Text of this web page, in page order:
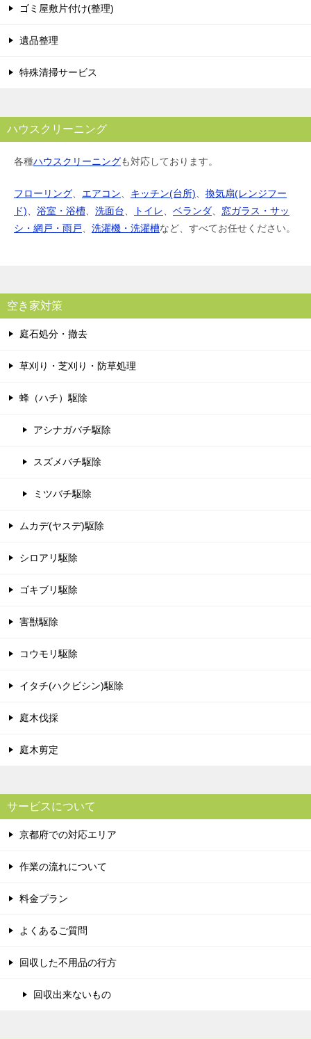
ゴミ屋敷片付け(整理)
遺品整理
特殊清掃サービス
ハウスクリーニング
各種ハウスクリーニングも対応しております。
フローリング エアコン キッチン(台所)
換気扇(レンジフー
ド)
浴室・浴槽 洗面台 トイレ ベランダ
窓ガラス・サッ
シ・網戸・雨戸
洗濯機・洗濯槽など、すべてお任せください。
空き家対策
庭石処分・撤去
草刈り・芝刈り・防草処理
蜂（ハチ）駆除
アシナガバチ駆除
スズメバチ駆除
ミツバチ駆除
ムカデ(ヤスデ)駆除
シロアリ駆除
ゴキブリ駆除
害獣駆除
コウモリ駆除
イタチ(ハクビシン)駆除
庭木伐採
庭木剪定
サービスについて
京都府での対応エリア
作業の流れについて
料金プラン
よくあるご質問
回収した不用品の行方
回収出来ないもの